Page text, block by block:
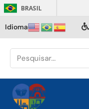
BRASIL
Idioma